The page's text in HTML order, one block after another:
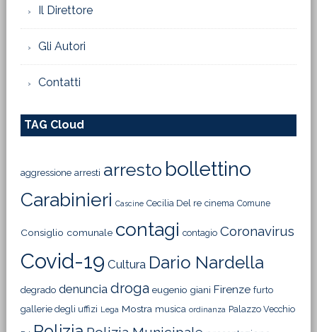
Il Direttore
Gli Autori
Contatti
TAG Cloud
aggressione arresti arresto bollettino
Carabinieri Cascine Cecilia Del re cinema Comune
Consiglio comunale contagi contagio Coronavirus
Covid-19 Cultura Dario Nardella
degrado denuncia droga eugenio giani Firenze furto
gallerie degli uffizi Lega Mostra musica ordinanza Palazzo Vecchio